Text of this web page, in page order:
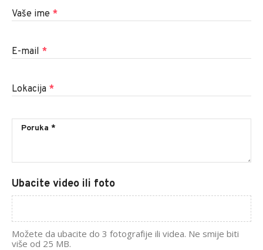
Vaše ime *
E-mail *
Lokacija *
Ubacite video ili foto
Možete da ubacite do 3 fotografije ili videa. Ne smije biti
više od 25 MB.